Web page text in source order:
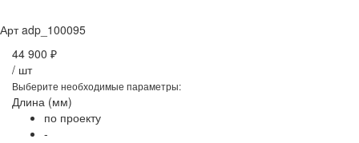
Артadp_100095
44 900 ₽
/ шт
Выберите необходимые параметры:
Длина (мм)
по проекту
-